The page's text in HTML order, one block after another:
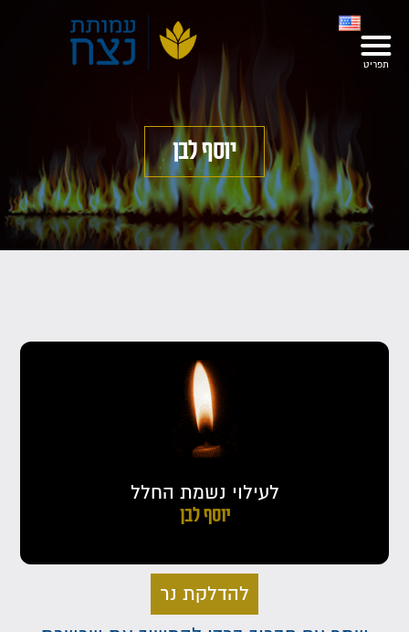
יוסף לבן
לעילוי נשמת החלל
יוסף לבן
להדלקת נר